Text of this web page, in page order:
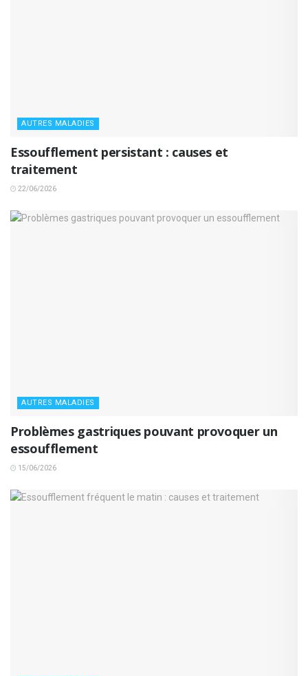
AUTRES MALADIES
Essoufflement persistant : causes et
traitement
22/06/2026
AUTRES MALADIES
Problèmes gastriques pouvant provoquer un
essoufflement
15/06/2026